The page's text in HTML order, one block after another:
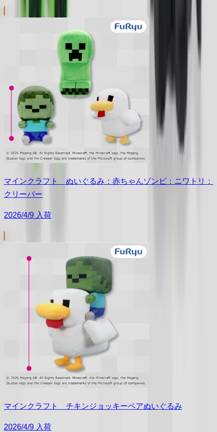
マインクラフト ぬいぐるみ：赤ちゃんゾンビ：ニワトリ：
クリーパー
2026/4/9 入荷
マインクラフト チキンジョッキーペアぬいぐるみ
2026/4/9 入荷